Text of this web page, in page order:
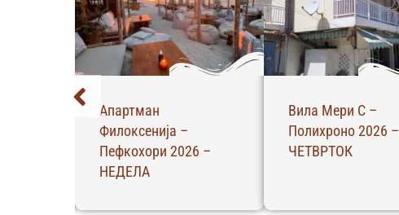
Апартман
Филоксенија –
Пефкохори 2026 –
НЕДЕЛА
Вила Мери С –
Полихроно 2026 –
ЧЕТВРТОК